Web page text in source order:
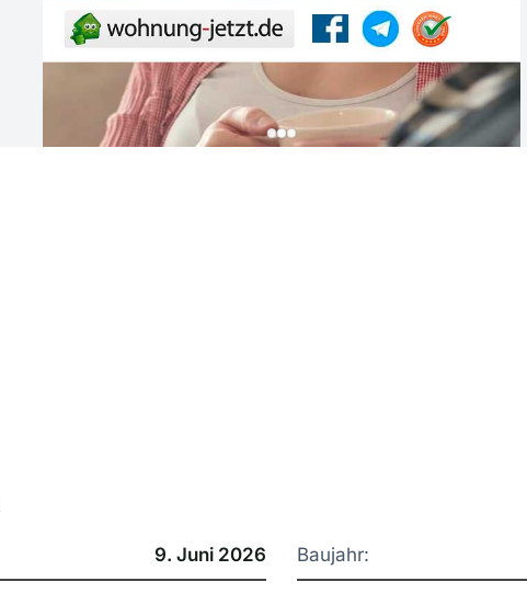
9. Juni 2026 Baujahr: